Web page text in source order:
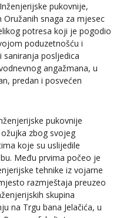
pukovnije,
snaga za mjesec
potresa koji je pogodio
poduzetnošću i
posljedica
angažmana, u
predan i posvećen
pukovnije
zbog svojeg
koje su uslijedile
Među prvima počeo je
tehnike iz vojarne
razmještaja preuzeo
skupina
na Trgu bana Jelačića, u